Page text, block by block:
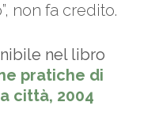
non fa credito.
nel libro
pratiche di
città, 2004